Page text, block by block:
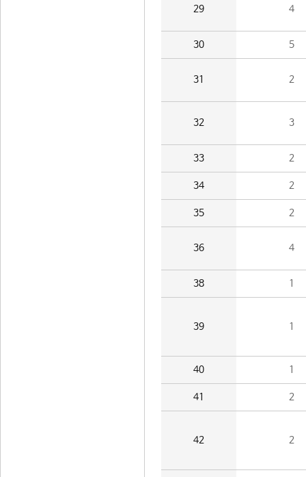
29 4
30 5
31 2
32 3
33 2
34 2
35 2
36 4
38 1
39 1
40 1
41 2
42 2